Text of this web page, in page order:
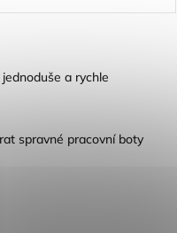
a rychle
spravné pracovní boty